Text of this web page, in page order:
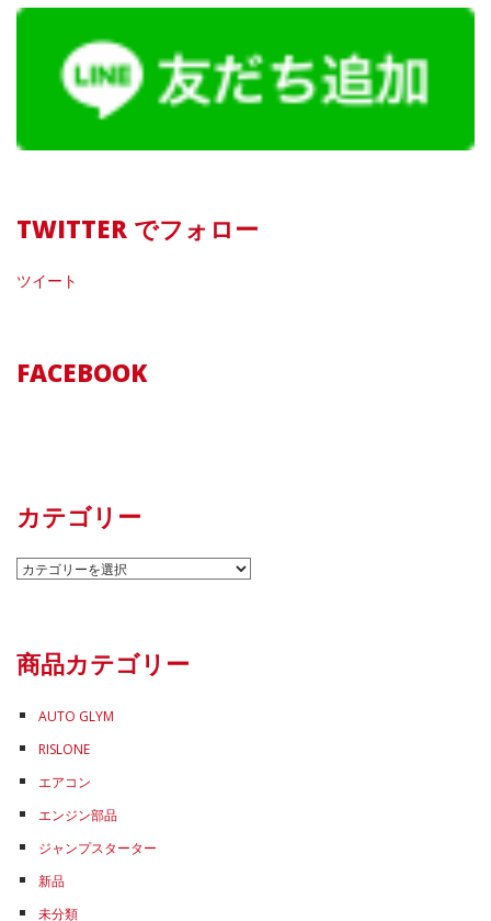
TWITTER でフォロー
ツイート
FACEBOOK
カテゴリー
カ
ー
商品カテゴリー
AUTO GLYM
RISLONE
エアコン
エンジン部品
ジャンプスターター
新品
未分類